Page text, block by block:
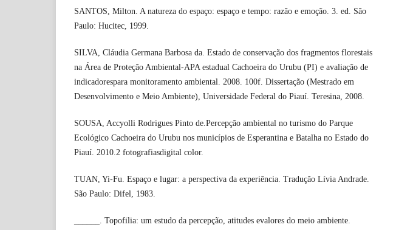
SANTOS, Milton. A natureza do espaço: espaço e tempo: razão e emoção. 3. ed. São
Paulo: Hucitec, 1999.
SILVA, Cláudia Germana Barbosa da. Estado de conservação dos fragmentos florestais
na Área de Proteção Ambiental-APA estadual Cachoeira do Urubu (PI) e avaliação de
indicadorespara monitoramento ambiental. 2008. 100f. Dissertação (Mestrado em
Desenvolvimento e Meio Ambiente), Universidade Federal do Piauí. Teresina, 2008.
SOUSA, Accyolli Rodrigues Pinto de.Percepção ambiental no turismo do Parque
Ecológico Cachoeira do Urubu nos municípios de Esperantina e Batalha no Estado do
Piauí. 2010.2 fotografiasdigital color.
TUAN, Yi-Fu. Espaço e lugar: a perspectiva da experiência. Tradução Lívia Andrade.
São Paulo: Difel, 1983.
______. Topofilia: um estudo da percepção, atitudes evalores do meio ambiente.